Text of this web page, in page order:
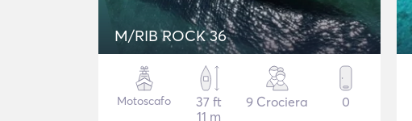
M/RIB ROCK 36
Motoscafo
37 ft
11 m
9 Crociera 0